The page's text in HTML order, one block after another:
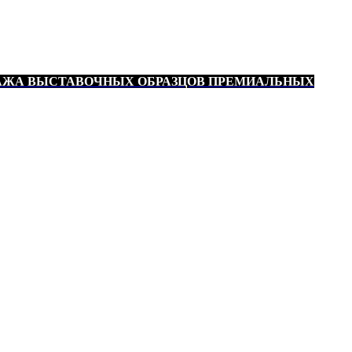
ВЫСТАВОЧНЫХ ОБРАЗЦОВ ПРЕМИАЛЬНЫХ